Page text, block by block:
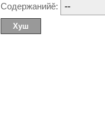
Содержанийĕ: